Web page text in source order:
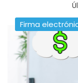
Firma